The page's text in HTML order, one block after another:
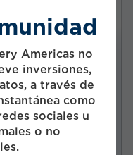
Americas no
inversiones,
a través de
como
sociales u
o no